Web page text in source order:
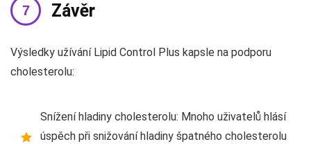
Závěr
Výsledky užívání Lipid Control Plus kapsle na podporu
cholesterolu:
Snížení hladiny cholesterolu: Mnoho uživatelů hlásí
úspěch při snižování hladiny špatného cholesterolu